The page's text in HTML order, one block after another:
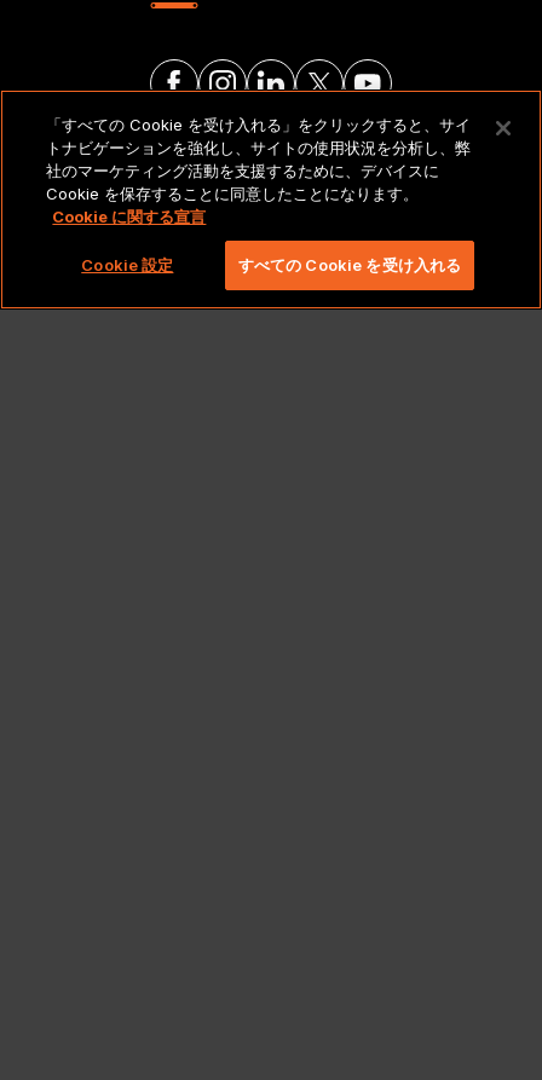
法的通知とポリシー
Copyright 2026 Lionbridge Technologies、LLC. All
rights reserved。
「すべての Cookie を受け入れる」をクリックすると、サイ
トナビゲーションを強化し、サイトの使用状況を分析し、弊
社のマーケティング活動を支援するために、デバイスに
Cookie を保存することに同意したことになります。
Cookie に関する宣言
Cookie 設定 すべての Cookie を受け入れる